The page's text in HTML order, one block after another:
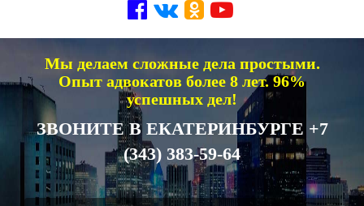
Мы делаем сложные дела простыми.
Опыт адвокатов более 8 лет. 96%
успешных дел!
ЗВОНИТЕ В ЕКАТЕРИНБУРГЕ +7
(343) 383-59-64